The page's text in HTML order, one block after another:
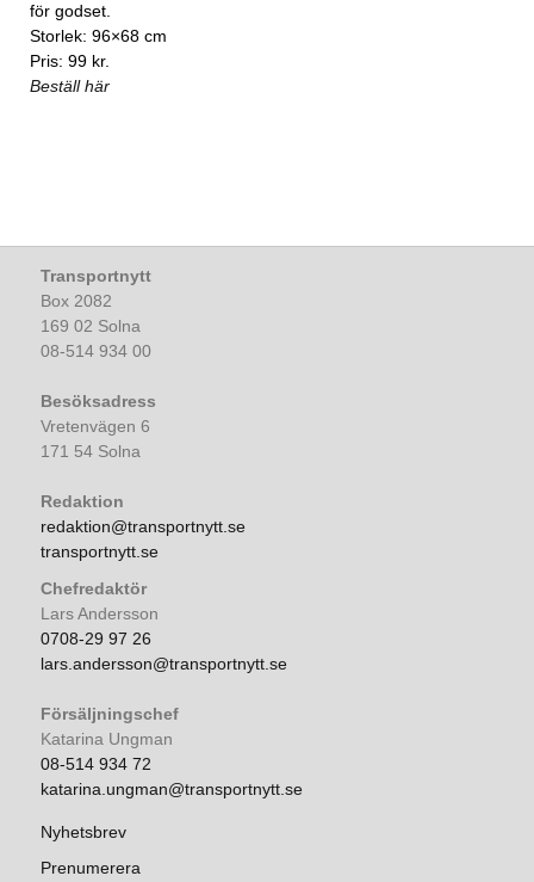
för godset.
Storlek: 96×68 cm
Pris: 99 kr.
Beställ här
Transportnytt
Box 2082
169 02 Solna
08-514 934 00
Besöksadress
Vretenvägen 6
171 54 Solna
Redaktion
redaktion@transportnytt.se
transportnytt.se
Chefredaktör
Lars Andersson
0708-29 97 26
lars.andersson@transportnytt.se
Försäljningschef
Katarina Ungman
08-514 934 72
katarina.ungman@transportnytt.se
Nyhetsbrev
Prenumerera